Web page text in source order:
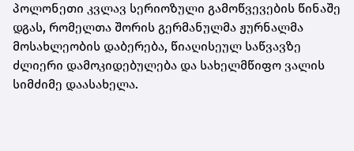
პოლონეთი კვლავ სერიოზული გამოწვევების წინაშე
დგას, რომელთა შორის გერმანულმა ჟურნალმა
მოსახლეობის დაბერება, წიაღისეულ საწვავზე
ძლიერი დამოკიდებულება და სახელმწიფო ვალის
სიმძიმე დაასახელა.